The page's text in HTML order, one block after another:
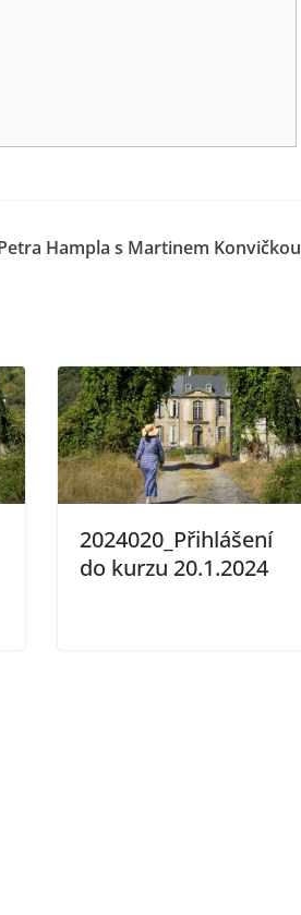
Hampla s Martinem Konvičkou
2024020_Přihlášení
do kurzu 20.1.2024